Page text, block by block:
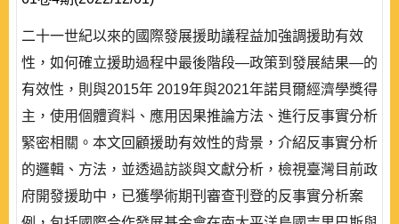
二十一世紀以來的國際發展援助議程益加強調援助有效
性，如何確立援助過程中最後階段—政策到發展結果—的
有效性，則與2015年 2019年與2021年諾貝爾經濟學獎得
主，使用個體資料、應用因果推論方法、進行反事實分析
緊密相關。本文回顧援助有效性的背景，介紹反事實分析
的邏輯、方法，並透過訪談與文獻分析，檢視臺灣目前政
府開發援助中，已獲學術期刊審查刊登的反事實分析案